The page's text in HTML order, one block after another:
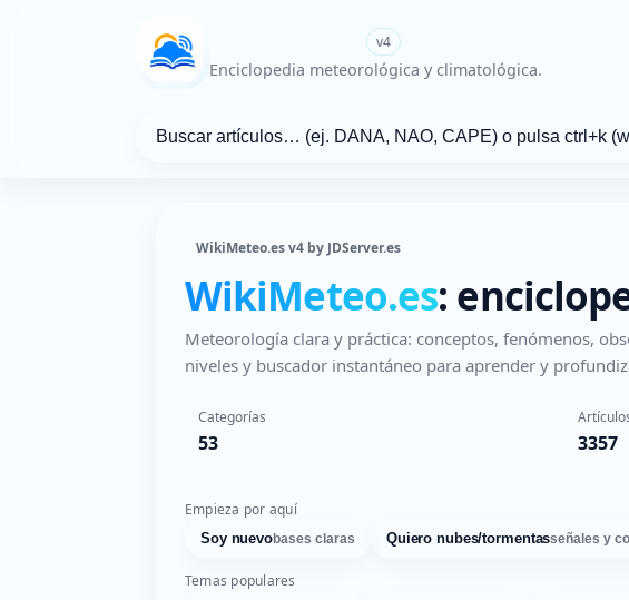
WikiMeteo.es v4
Enciclopedia meteorológica y climatológica.
WikiMeteo.es v4 by JDServer.es
WikiMeteo.es:
Meteorología clara y práctica: conceptos, fenómenos,
niveles y buscador instantáneo para aprender y
Categorías
53 3357
Empieza por aquí
Soy nuevobases claras Quiero nubes/tormentasseñales y
Temas populares